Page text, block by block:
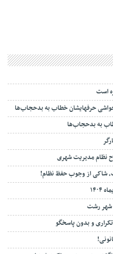
است
حواشی حرفهایشان خطاب به بدحجاب‌ها
به بدحجاب‌ها
نظام مدیریت شهری
شاکی از وجوب حفظ نظام!
شهر رشت
و بدون پاسخگو